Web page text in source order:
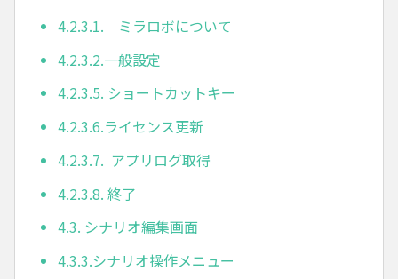
4.2.3.1. ミラロボについて
4.2.3.2.一般設定
4.2.3.5. ショートカットキー
4.2.3.6.ライセンス更新
4.2.3.7. アプリログ取得
4.2.3.8. 終了
4.3. シナリオ編集画面
4.3.3.シナリオ操作メニュー